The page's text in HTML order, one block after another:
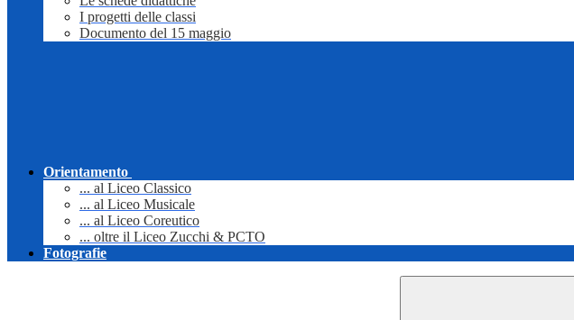
I progetti delle classi
Documento del 15 maggio
Orientamento
... al Liceo Classico
... al Liceo Musicale
... al Liceo Coreutico
... oltre il Liceo Zucchi & PCTO
Fotografie